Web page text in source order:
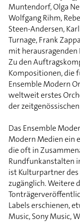
Muntendorf, Olga
Wolfgang Rihm,
Steen-Andersen,
Turnage, Frank
mit
Zu den
Kompositionen, die
Ensemble Modern
weltweit erstes
der
Das Ensemble
Modern Medien ein
die oft in
Rundfunkanstalten
ist Kulturpartner
zugänglich. Weitere
Labels erschienen,
Music, Sony Music,